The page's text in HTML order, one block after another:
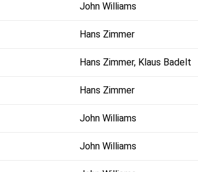
John Williams
Hans Zimmer
Hans Zimmer, Klaus Badelt
Hans Zimmer
John Williams
John Williams